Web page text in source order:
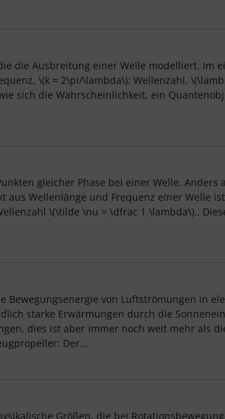
die Ausbreitung einer Welle modelliert. Im
\(k = 2\pi/\lambda\): Wellenzahl,
sich die Wahrscheinlichkeit, ein
gleicher Phase bei einer Welle. Anders
Wellenlänge und Frequenz einer Welle
\(\tilde \nu = \dfrac 1 \lambda\)..
von Luftströmungen in
starke Erwärmungen durch die
dies ist aber immer noch weit mehr als
Der...
Größen, die bei